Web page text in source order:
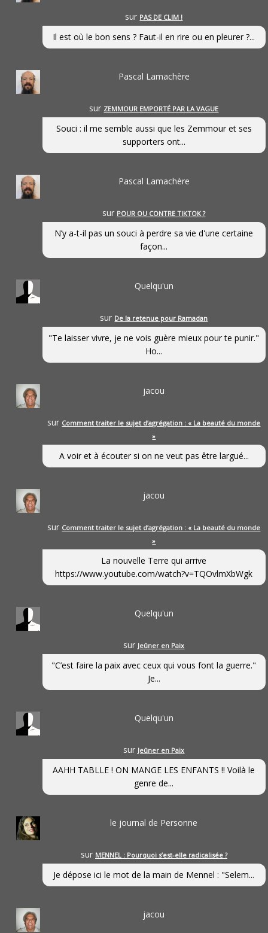
sur PAS DE CLIM !
Il est où le bon sens ? Faut-il en rire ou en pleurer ?...
Pascal Lamachère
sur ZEMMOUR EMPORTÉ PAR LA VAGUE
Souci : il me semble aussi que les Zemmour et ses
supporters ont...
Pascal Lamachère
sur POUR OU CONTRE TIKTOK ?
N’y a-t-il pas un souci à perdre sa vie d'une certaine
façon...
Quelqu'un
sur De la retenue pour Ramadan
"Te laisser vivre, je ne vois guère mieux pour te punir."
Ho...
jacou
sur Comment traiter le sujet d’agrégation : « La beauté du monde
»
A voir et à écouter si on ne veut pas être largué...
jacou
sur Comment traiter le sujet d’agrégation : « La beauté du monde
»
La nouvelle Terre qui arrive
https://www.youtube.com/watch?v=TQOvlmXbWgk
Quelqu'un
sur Jeûner en Paix
"C’est faire la paix avec ceux qui vous font la guerre."
Je...
Quelqu'un
sur Jeûner en Paix
AAHH TABLLE ! ON MANGE LES ENFANTS !! Voilà le
genre de...
le journal de Personne
sur MENNEL : Pourquoi s’est-elle radicalisée ?
Je dépose ici le mot de la main de Mennel : "Selem...
jacou